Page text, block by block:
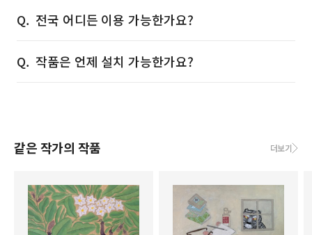
전국 어디든 이용 가능한가요?
작품은 언제 설치 가능한가요?
같은 작가의 작품 더보기